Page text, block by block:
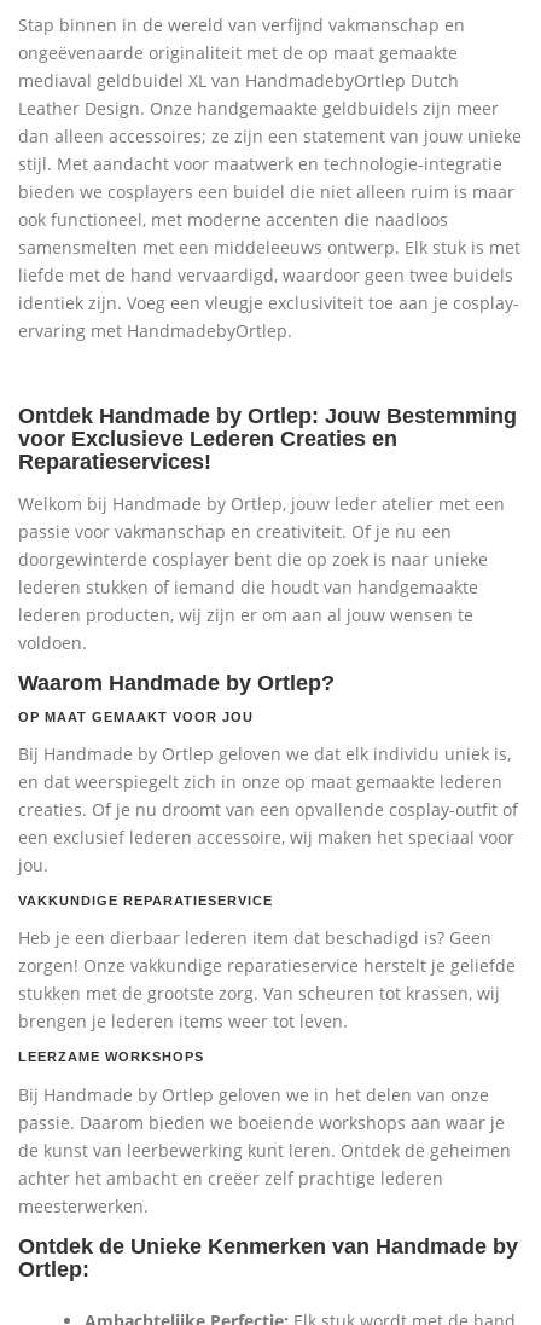
Stap binnen in de wereld van verfijnd vakmanschap en
ongeëvenaarde originaliteit met de op maat gemaakte
mediaval geldbuidel XL van HandmadebyOrtlep Dutch
Leather Design. Onze handgemaakte geldbuidels zijn meer
dan alleen accessoires; ze zijn een statement van jouw unieke
stijl. Met aandacht voor maatwerk en technologie-integratie
bieden we cosplayers een buidel die niet alleen ruim is maar
ook functioneel, met moderne accenten die naadloos
samensmelten met een middeleeuws ontwerp. Elk stuk is met
liefde met de hand vervaardigd, waardoor geen twee buidels
identiek zijn. Voeg een vleugje exclusiviteit toe aan je cosplay-
ervaring met HandmadebyOrtlep.
Ontdek Handmade by Ortlep: Jouw Bestemming
voor Exclusieve Lederen Creaties en
Reparatieservices!
Welkom bij Handmade by Ortlep, jouw leder atelier met een
passie voor vakmanschap en creativiteit. Of je nu een
doorgewinterde cosplayer bent die op zoek is naar unieke
lederen stukken of iemand die houdt van handgemaakte
lederen producten, wij zijn er om aan al jouw wensen te
voldoen.
Waarom Handmade by Ortlep?
OP MAAT GEMAAKT VOOR JOU
Bij Handmade by Ortlep geloven we dat elk individu uniek is,
en dat weerspiegelt zich in onze op maat gemaakte lederen
creaties. Of je nu droomt van een opvallende cosplay-outfit of
een exclusief lederen accessoire, wij maken het speciaal voor
jou.
VAKKUNDIGE REPARATIESERVICE
Heb je een dierbaar lederen item dat beschadigd is? Geen
zorgen! Onze vakkundige reparatieservice herstelt je geliefde
stukken met de grootste zorg. Van scheuren tot krassen, wij
brengen je lederen items weer tot leven.
LEERZAME WORKSHOPS
Bij Handmade by Ortlep geloven we in het delen van onze
passie. Daarom bieden we boeiende workshops aan waar je
de kunst van leerbewerking kunt leren. Ontdek de geheimen
achter het ambacht en creëer zelf prachtige lederen
meesterwerken.
Ontdek de Unieke Kenmerken van Handmade by
Ortlep:
Ambachtelijke Perfectie: Elk stuk wordt met de hand